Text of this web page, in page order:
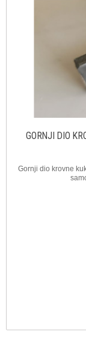
GORNJI DIO
Gornji dio krovne